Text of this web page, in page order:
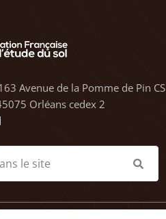
Avenue de la Pomme de Pin CS
Orléans cedex 2